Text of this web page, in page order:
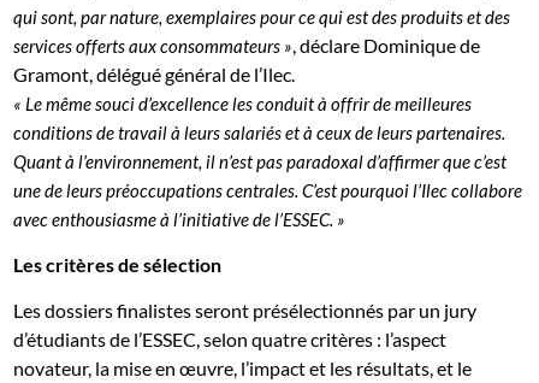
qui sont, par nature, exemplaires pour ce qui est des produits et des
services offerts aux consommateurs », déclare Dominique de
Gramont, délégué général de l’Ilec.
« Le même souci d’excellence les conduit à offrir de meilleures
conditions de travail à leurs salariés et à ceux de leurs partenaires.
Quant à l’environnement, il n’est pas paradoxal d’affirmer que c’est
une de leurs préoccupations centrales. C’est pourquoi l’Ilec collabore
avec enthousiasme à l’initiative de l’ESSEC. »
Les critères de sélection
Les dossiers finalistes seront présélectionnés par un jury
d’étudiants de l’ESSEC, selon quatre critères : l’aspect
novateur, la mise en œuvre, l’impact et les résultats, et le